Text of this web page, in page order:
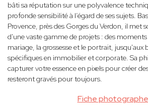
Fiche photographe
bâti sa réputation sur une polyvalence
profonde sensibilité à l’égard de ses sujets.
Provence, près des Gorges du Verdon, il met
d'une vaste gamme de projets : des
mariage, la grossesse et le portrait, jusqu'aux
spécifiques en immobilier et corporate. Sa
capturer votre essence en pixels pour créer
resteront gravés pour toujours.